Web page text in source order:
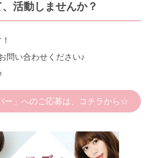
活動しませんか？
問い合わせください♪
ー」へのご応募は、コチラから☆